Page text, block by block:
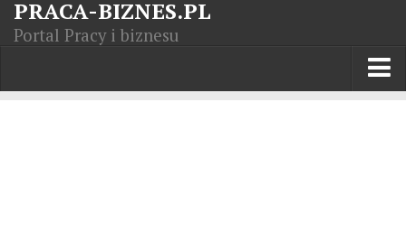
PRACA-BIZNES.PL
Portal Pracy i biznesu